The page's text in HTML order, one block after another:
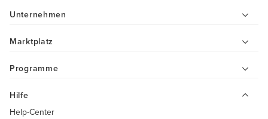
Unternehmen
Marktplatz
Programme
Hilfe
Help-Center